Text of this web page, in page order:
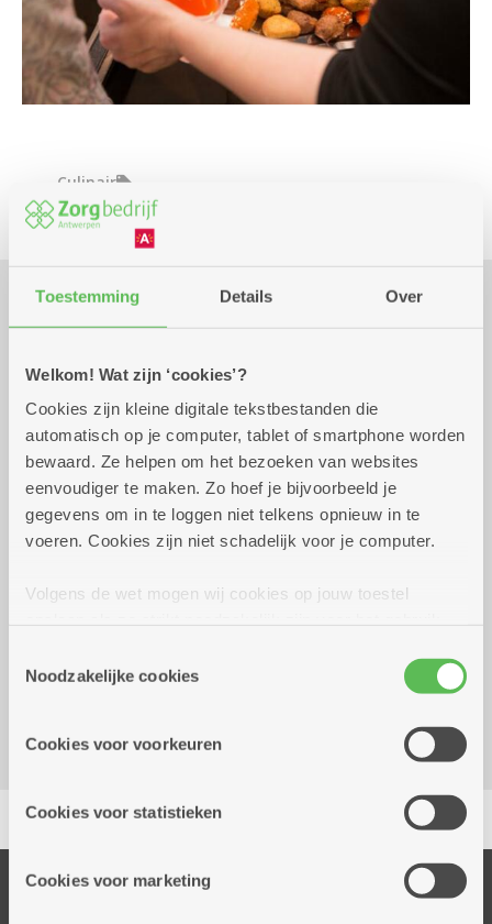
Toestemming Details Over
Welkom! Wat zijn ‘cookies’?
Cookies zijn kleine digitale tekstbestanden die
automatisch op je computer, tablet of smartphone worden
bewaard. Ze helpen om het bezoeken van websites
eenvoudiger te maken. Zo hoef je bijvoorbeeld je
gegevens om in te loggen niet telkens opnieuw in te
voeren. Cookies zijn niet schadelijk voor je computer.
Volgens de wet mogen wij cookies op jouw toestel
cookies hebben we jouw toestemming nodig. Sommige
cookies worden geplaatst door derde partijen die een
informatie over jouw (geanonimiseerd) gebruik van onze
partners kunnen deze gegevens combineren met andere
Noodzakelijke cookies
Cookies voor voorkeuren
Cookies voor statistieken
Cookies voor marketing
Culinair
Praktisch
dinsdag 29 september
2026
15.00 uur tot 16.30
uur
5 euro
broodje pitta met sla en saus.
Inschrijven kan tot 22/09/26.
Facebook event
Dienstencentrum Kerkeveld
Delen
Onze diensten